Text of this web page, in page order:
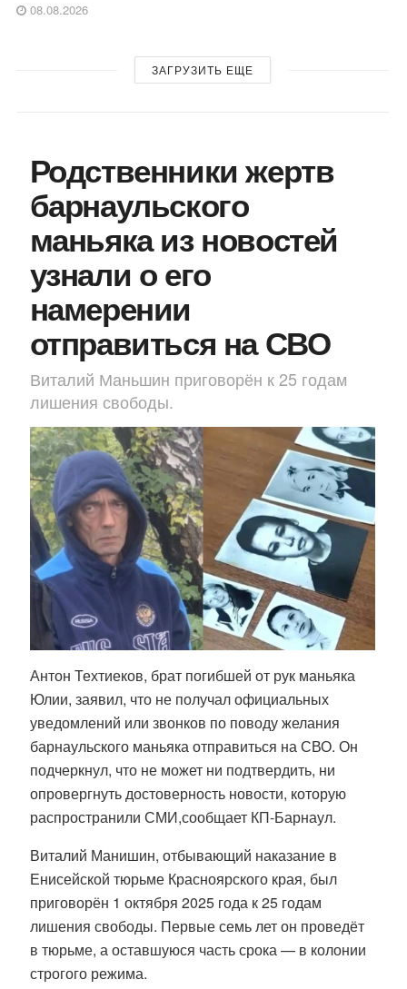
08.08.2026
ЗАГРУЗИТЬ ЕЩЕ
Родственники жертв
барнаульского
маньяка из новостей
узнали о его
намерении
отправиться на СВО
Виталий Маньшин приговорён к 25 годам
лишения свободы.
Антон Техтиеков, брат погибшей от рук маньяка
Юлии, заявил, что не получал официальных
уведомлений или звонков по поводу желания
барнаульского маньяка отправиться на СВО. Он
подчеркнул, что не может ни подтвердить, ни
опровергнуть достоверность новости, которую
распространили СМИ,сообщает КП-Барнаул.
Виталий Манишин, отбывающий наказание в
Енисейской тюрьме Красноярского края, был
приговорён 1 октября 2025 года к 25 годам
лишения свободы. Первые семь лет он проведёт
в тюрьме, а оставшуюся часть срока — в колонии
строгого режима.